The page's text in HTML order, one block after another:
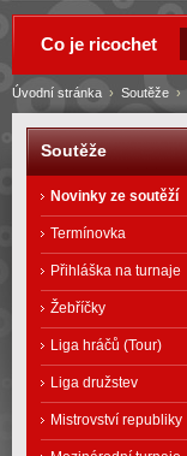
Úvodní stránka › Soutěže ›
Co je ricochet
Soutěže
Novinky ze soutěží
Termínovka
Přihláška na turnaje
Žebříčky
Liga hráčů (Tour)
Liga družstev
Mistrovství republiky